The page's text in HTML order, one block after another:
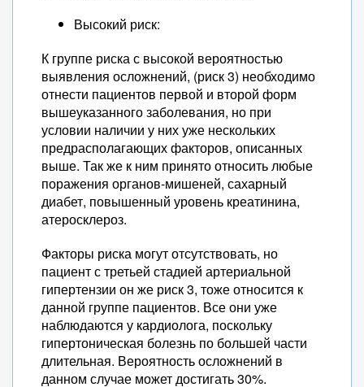
Высокий риск:
К группе риска с высокой вероятностью
выявления осложнений, (риск 3) необходимо
отнести пациентов первой и второй форм
вышеуказанного заболевания, но при
условии наличии у них уже нескольких
предрасполагающих факторов, описанных
выше. Так же к ним принято относить любые
поражения органов-мишеней, сахарный
диабет, повышенный уровень креатинина,
атеросклероз.
Факторы риска могут отсутствовать, но
пациент с третьей стадией артериальной
гипертензии он же риск 3, тоже относится к
данной группе пациентов. Все они уже
наблюдаются у кардиолога, поскольку
гипертоническая болезнь по большей части
длительная. Вероятность осложнений в
данном случае может достигать 30%.